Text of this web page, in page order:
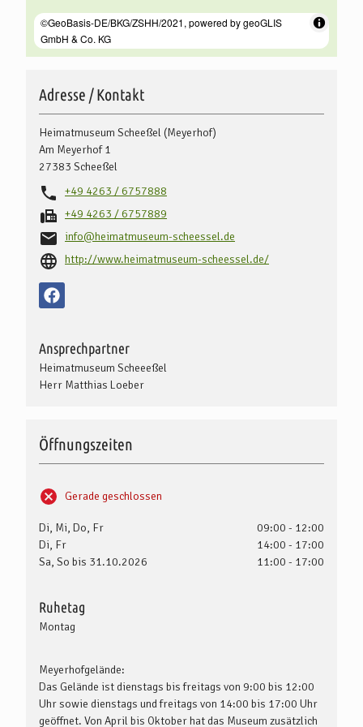
Adresse / Kontakt
Heimatmuseum Scheeßel (Meyerhof)
Am Meyerhof 1
27383 Scheeßel
+49 4263 / 6757888
+49 4263 / 6757889
info@heimatmuseum-scheessel.de
http://www.heimatmuseum-scheessel.de/
Ansprechpartner
Heimatmuseum Scheeeßel
Herr Matthias Loeber
Öffnungszeiten
Gerade geschlossen
Di, Mi, Do, Fr
09:00 - 12:00
Di, Fr
14:00 - 17:00
Sa, So bis 31.10.2026
11:00 - 17:00
Ruhetag
Montag
Meyerhofgelände:
Das Gelände ist dienstags bis freitags von 9:00 bis 12:00
Uhr sowie dienstags und freitags von 14:00 bis 17:00 Uhr
geöffnet. Von April bis Oktober hat das Museum zusätzlich